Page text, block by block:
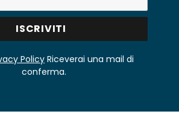
Policy Riceverai una mail di
conferma.